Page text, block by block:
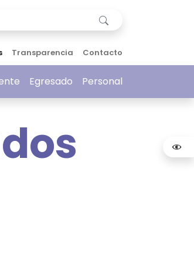
Transparencia Contacto
Egresado Personal